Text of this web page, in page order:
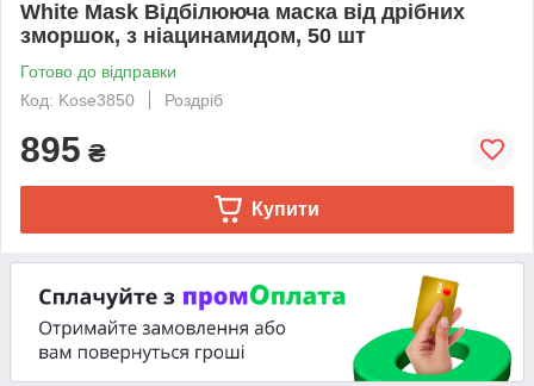
White Mask Відбілююча маска від дрібних
зморшок, з ніацинамидом, 50 шт
Готово до відправки
Код: Kose3850
Роздріб
895 ₴
Купити